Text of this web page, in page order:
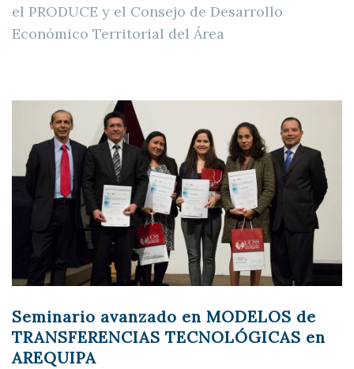
el PRODUCE y el Consejo de Desarrollo
Económico Territorial del Área
Seminario avanzado en MODELOS de
TRANSFERENCIAS TECNOLÓGICAS en
AREQUIPA